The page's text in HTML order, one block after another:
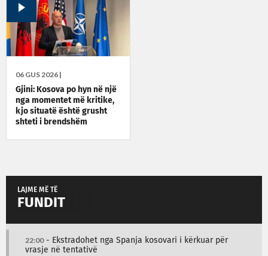
06 GUS 2026 |
Gjini: Kosova po hyn në një
nga momentet më kritike,
kjo situatë është grusht
shteti i brendshëm
LAJME MË TË
FUNDIT
22:00- Ekstradohet nga Spanja kosovari i kërkuar për
vrasje në tentativë